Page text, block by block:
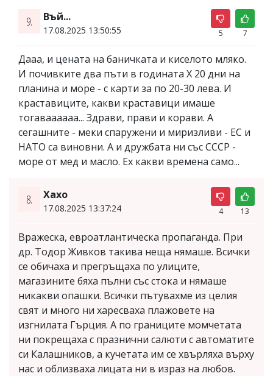
9. Въй...
17.08.2025 13:50:55 5 7
Дааа, и цената на баничката и киселото мляко.
И почивките два пъти в годината Х 20 дни на
планина и море - с карти за по 20-30 лева. И
краставиците, какви краставици имаше
тогаваааааа... Здрави, прави и корави. А
сегашните - меки спаружени и миризливи - ЕС и
НАТО са виновни. А и дружбата ни със СССР -
море от мед и масло. Ех какви времена само...
8. Хахо
17.08.2025 13:37:24 4 13
Вражеска, евроатлантическа пропаганда. При
др. Тодор Живков такива неща нямаше. Всички
се обичаха и прегръщаха по улиците,
магазините бяха пълни със стока и нямаше
никакви опашки. Всички пътувахме из целия
свят и много ни харесваха плажовете на
изгнилата Гърция. А по границите момчетата
ни покрещаха с празнични салюти с автоматите
си Калашников, а кучетата им се хвърляха върху
нас и облизваха лицата ни в израз на любов.